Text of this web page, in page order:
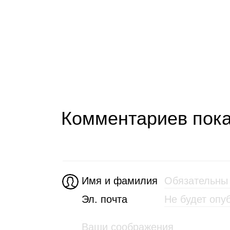
Комментариев
Имя и фамилия
Эл. почта